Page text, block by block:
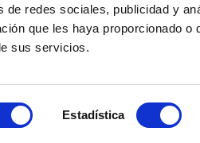
redes sociales, publicidad y
que les haya proporcionado o
sus servicios.
Estadística
Inesperados
22 de febrero, 2026